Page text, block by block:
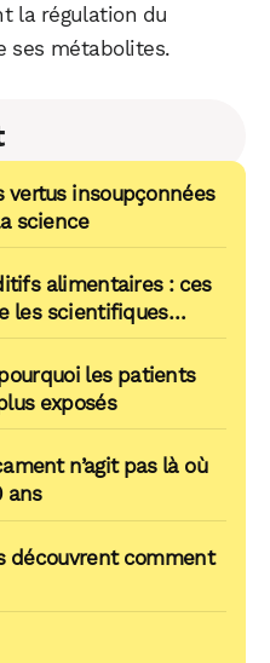
la régulation du
ses métabolites.
vertus insoupçonnées
science
alimentaires : ces
les scientifiques
les patients
exposés
n’agit pas là où
ans
découvrent comment